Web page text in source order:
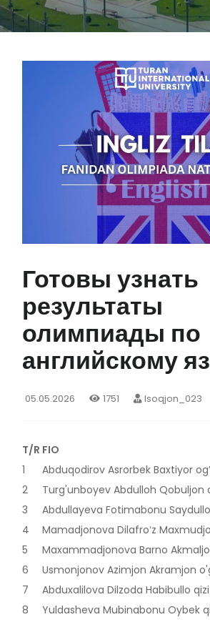
Готовы узнать
результаты
олимпиады по
английскому
05.05.2026 1751 Isoqjon_023
T/R FIO
1
Abduqodirov Asrorbek Baxtiyor
2
Turg'unboyev Abdulloh Qobuljon
3
Abdullayeva Fotimabonu
4
Mamadjonova Dilafroʻz
5
Maxammadjonova Barno
6
Usmonjonov Azimjon Akramjon
7
Abduxalilova Dilzoda Habibullo qizi
8
Yuldasheva Mubinabonu Oybek